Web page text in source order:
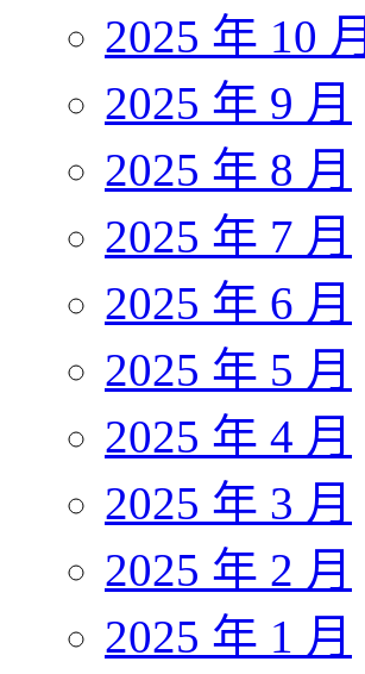
2025 年 10 月
2025 年 9 月
2025 年 8 月
2025 年 7 月
2025 年 6 月
2025 年 5 月
2025 年 4 月
2025 年 3 月
2025 年 2 月
2025 年 1 月